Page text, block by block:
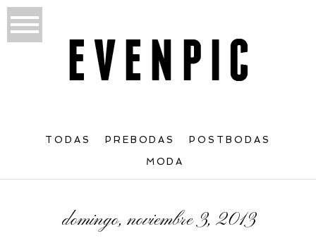
TODAS PREBODAS POSTBODAS
MODA
domingo, noviembre 3, 2013